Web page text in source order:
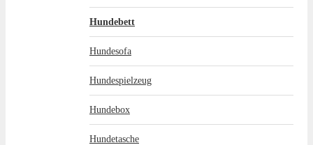
Hundebett
Hundesofa
Hundespielzeug
Hundebox
Hundetasche